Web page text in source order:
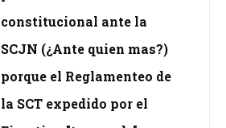
constitucional ante la
SCJN (¿Ante quien mas?)
porque el Reglamenteo de
la SCT expedido por el